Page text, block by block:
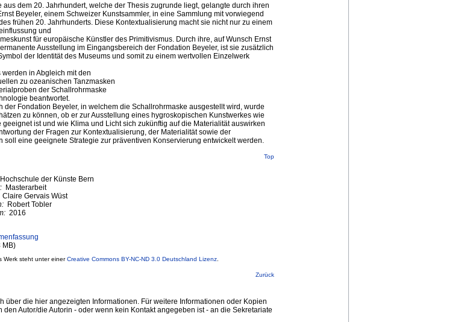
aus dem 20. Jahrhundert, welche der Thesis zugrunde liegt, gelangte durch ihren
Beyeler, einem Schweizer Kunstsammler, in eine Sammlung mit vorwiegend
frühen 20. Jahrhunderts. Diese Kontextualisierung macht sie nicht nur zu einem
und
für europäische Künstler des Primitivismus. Durch ihre, auf Wunsch Ernst
Ausstellung im Eingangsbereich der Fondation Beyeler, ist sie zusätzlich
der Identität des Museums und somit zu einem wertvollen Einzelwerk
in Abgleich mit den
zu ozeanischen Tanzmasken
der Schallrohrmaske
beantwortet.
der Fondation Beyeler, in welchem die Schallrohrmaske ausgestellt wird, wurde
zu können, ob er zur Ausstellung eines hygroskopischen Kunstwerkes wie
ist und wie Klima und Licht sich zukünftig auf die Materialität auswirken
der Fragen zur Kontextualisierung, der Materialität sowie der
soll eine geeignete Strategie zur präventiven Konservierung entwickelt werden.
Top
Hochschule der Künste Bern
Masterarbeit
Claire Gervais Wüst
Robert Tobler
2016
MB)
Werk steht unter einerCreative Commons BY-NC-ND 3.0 Deutschland Lizenz
Zurück
über die hier angezeigten Informationen. Für weitere Informationen oder Kopien
Autor/die Autorin - oder wenn kein Kontakt angegeben ist - an die Sekretariate